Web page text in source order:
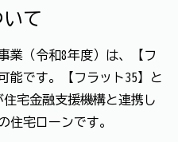
て
業（令和8年度）は、【フ
能です。【フラット35】と
宅金融支援機構と連携し
住宅ローンです。